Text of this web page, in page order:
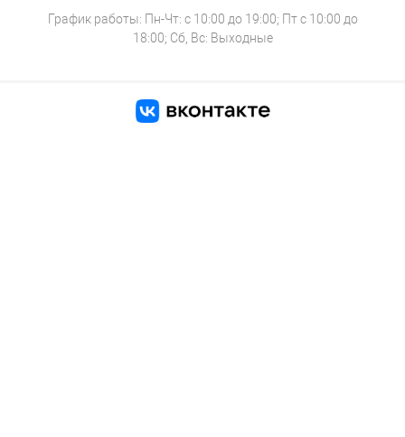
График работы: Пн-Чт: с 10:00 до 19:00; Пт с 10:00 до
18:00; Сб, Вс: Выходные